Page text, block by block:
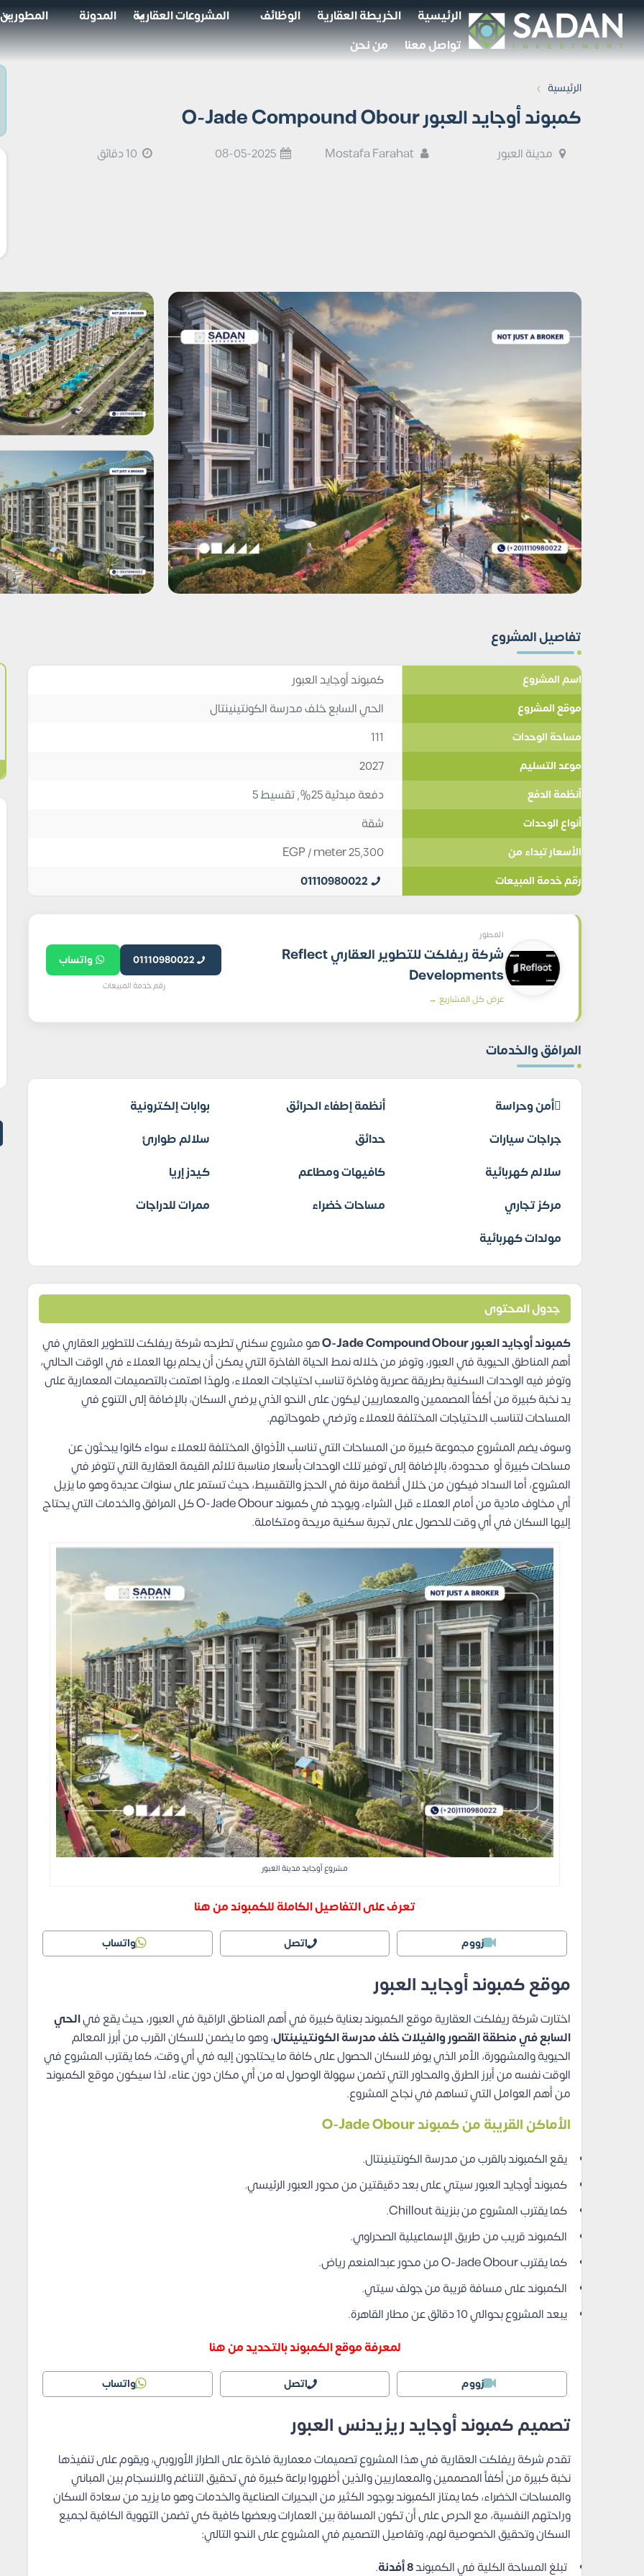
الرئيسية الخريطة العقارية الوظائف المشروعات العقارية المدونة
المطورين
تواصل معنا
من نحن
الرئيسية ›
كمبوند أوجايد العبور O-Jade Compound Obour
مدينة العبور 08-05-2025
تفاصيل المشروع
اسم المشروع كمبوند أوجايد العبور
موقع المشروع الحي السابع خلف مدرسة الكونتينينتال
مساحة الوحدات 111
موعد التسليم 2027
أنظمة الدفع دفعة مبدئية 25%, تقسيط 5
أنواع الوحدات شقة
الأسعار تبداء من 25,300
EGP/ meter
رقم خدمة المبيعات 01110980022
المطور
شركة ريفلكت للتطوير العقاري Reflect
Developments
عرض كل المشاريع →
01110980022 واتساب
رقم خدمة المبيعات
المرافق والخدمات
أمن وحراسة أنظمة إطفاء الحرائق
بوابات إلكترونية
جراجات سيارات
حدائق
سلالم طوارئ
سلالم كهربائية
كافيهات ومطاعم
كيدز إريا
مركز تجاري
مساحات خضراء
ممرات للدراجات
مولدات كهربائية
جدول المحتوى
كمبوند أوجايد العبور O-Jade Compound Obour
هو مشروع سكني تطرحه شركة ريفلكت للتطوير العقاري في
أهم المناطق الحيوية في العبور، وتوفر من خلاله نمط الحياة الفاخرة التي يمكن أن يحلم بها العملاء في الوقت الحالي،
وتوفر فيه الوحدات السكنية بطريقة عصرية وفاخرة تناسب احتياجات العملاء، ولهذا اهتمت بالتصميمات المعمارية على
يد نخبة كبيرة من أكفأ المصممين والمعماريين ليكون على النحو الذي يرضي السكان، بالإضافة إلى التنوع في
المساحات لتناسب الاحتياجات المختلفة للعملاء وترضي طموحاتهم.
وسوف يضم المشروع مجموعة كبيرة من المساحات التي تناسب الأذواق المختلفة للعملاء سواء كانوا يبحثون عن
مساحات كبيرة أو محدودة، بالإضافة إلى توفير تلك الوحدات بأسعار مناسبة تلائم القيمة العقارية التي تتوفر في
المشروع، أما السداد فيكون من خلال أنظمة مرنة في الحجز والتقسيط، حيث تستمر على سنوات عديدة وهو ما يزيل
أي مخاوف مادية من أمام العملاء قبل الشراء، ويوجد في كمبوند O-Jade Obour كل المرافق والخدمات التي يحتاج
إليها السكان في أي وقت للحصول على تجربة سكنية مريحة ومتكاملة.
مشروع أوجايد مدينة العبور
تعرف على التفاصيل الكاملة للكمبوند من هنا
زووم اتصل واتساب
موقع كمبوند أوجايد العبور
اختارت شركة ريفلكت العقارية موقع الكمبوند بعناية كبيرة في أهم المناطق الراقية في العبور، حيث يقع فيالحي
السابع في منطقة القصور والفيلات خلف مدرسة الكونتينينتال، وهو ما يضمن للسكان القرب من أبرز المعالم
الحيوية والمشهورة، الأمر الذي يوفر للسكان الحصول على كافة ما يحتاجون إليه في أي وقت، كما يقترب المشروع في
الوقت نفسه من أبرز الطرق والمحاور التي تضمن سهولة الوصول له من أي مكان دون عناء، لذا سيكون موقع الكمبوند
من أهم العوامل التي تساهم في نجاح المشروع.
الأماكن القريبة من كمبوند O-Jade Obour
يقع الكمبوند بالقرب من مدرسة الكونتينينتال.
كمبوند أوجايد العبور سيتي على بعد دقيقتين من محور العبور الرئيسي.
كما يقترب المشروع من بنزينة Chillout.
الكمبوند قريب من طريق الإسماعيلية الصحراوي.
كما يقترب O-Jade Obour من محور عبدالمنعم رياض.
الكمبوند على مسافة قريبة من جولف سيتي.
يبعد المشروع بحوالي 10 دقائق عن مطار القاهرة.
لمعرفة موقع الكمبوند بالتحديد من هنا
زووم اتصل واتساب
تصميم كمبوند أوجايد ريزيدنس العبور
تقدم شركة ريفلكت العقارية في هذا المشروع تصميمات معمارية فاخرة على الطراز الأوروبي، ويقوم على تنفيذها
نخبة كبيرة من أكفأ المصممين والمعماريين والذين أظهروا براعة كبيرة في تحقيق التناغم والانسجام بين المباني
والمساحات الخضراء، كما يمتاز الكمبوند بوجود الكثير من البحيرات الصناعية والخدمات وهو ما يزيد من سعادة السكان
وراحتهم النفسية، مع الحرص على أن تكون المسافة بين العمارات وبعضها كافية كي تضمن التهوية الكافية لجميع
السكان وتحقيق الخصوصية لهم، وتفاصيل التصميم في المشروع على النحو التالي:
تبلغ المساحة الكلية في الكمبوند8 أفدنة .